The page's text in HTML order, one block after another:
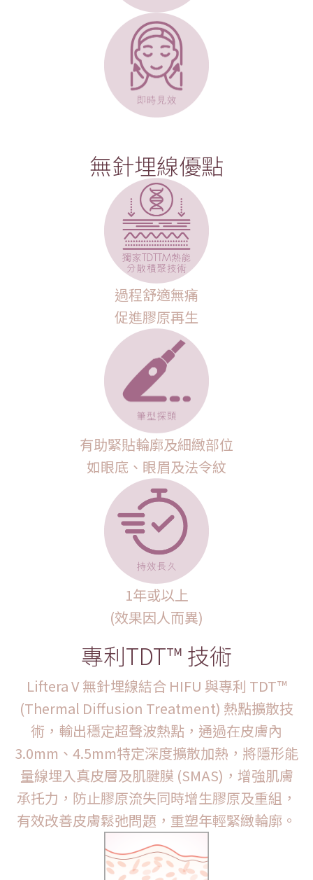
無針埋線優點
過程舒適無痛
促進膠原再生
有助緊貼輪廓及細緻部位
如眼底、眼眉及法令紋
1年或以上
(效果因人而異)
專利TDT™ 技術
Liftera V 無針埋線結合 HIFU 與專利 TDT™
(Thermal Diffusion Treatment) 熱點擴散技
術，輸出穩定超聲波熱點，通過在皮膚內
3.0mm、4.5mm特定深度擴散加熱，將隱形能
量線埋入真皮層及肌腱膜 (SMAS)，增強肌膚
承托力，防止膠原流失同時增生膠原及重組，
有效改善皮膚鬆弛問題，重塑年輕緊緻輪廓。